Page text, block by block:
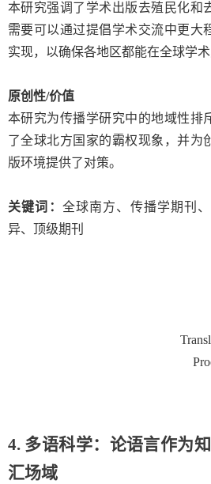
本研究强调了学术出版去殖民化和
需要可以通过提倡学术交流中更大
实现，以确保各地区都能在全球学术
原创性/价值
本研究为传播学研究中的地域性排
了全球北方国家的霸权现象，并为
版环境提供了对策。
关键词： 全球南方、传播学期刊
异、顶级期刊
4. 多语科学：论语言作为
汇场域